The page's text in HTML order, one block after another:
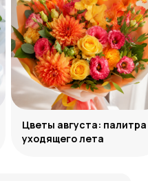
Цветы августа: палитра
уходящего лета